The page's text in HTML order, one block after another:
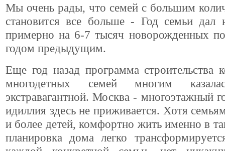
Мы очень рады, что семей с большим
становится все больше - Год семьи дал
примерно на 6-7 тысяч новорожденных
годом предыдущим.
Еще год назад программа строительства
многодетных семей многим
экстравагантной. Москва - многоэтажный
идиллия здесь не приживается. Хотя
и более детей, комфортно жить именно в
планировка дома легко